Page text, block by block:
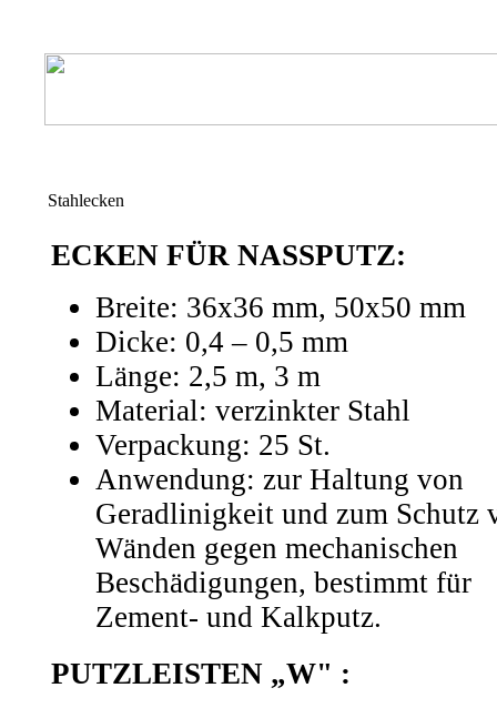
Stahlecken
ECKEN FÜR NASSPUTZ:
Breite: 36x36 mm, 50x50 mm
Dicke: 0,4 – 0,5 mm
Länge: 2,5 m, 3 m
Material: verzinkter Stahl
Verpackung: 25 St.
Anwendung: zur Haltung von
Geradlinigkeit und zum Schutz
Wänden gegen mechanischen
Beschädigungen, bestimmt für
Zement- und Kalkputz.
PUTZLEISTEN „W" :